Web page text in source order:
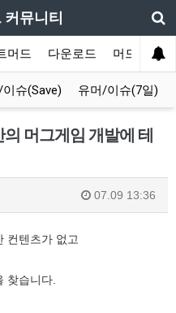
뮤니티
머드 다운로드 머드 잡담
슈(Save) 유머/이슈(7일)
머그게임 개발에 테
07.09 13:36
컨텐츠가 없고
찾습니다.